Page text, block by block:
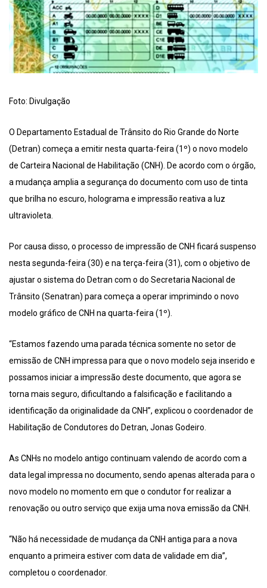
Foto: Divulgação
O Departamento Estadual de Trânsito do Rio Grande do Norte
(Detran) começa a emitir nesta quarta-feira (1º) o novo modelo
de Carteira Nacional de Habilitação (CNH). De acordo com o órgão,
a mudança amplia a segurança do documento com uso de tinta
que brilha no escuro, holograma e impressão reativa a luz
ultravioleta.
Por causa disso, o processo de impressão de CNH ficará suspenso
nesta segunda-feira (30) e na terça-feira (31), com o objetivo de
ajustar o sistema do Detran com o do Secretaria Nacional de
Trânsito (Senatran) para começa a operar imprimindo o novo
modelo gráfico de CNH na quarta-feira (1º).
“Estamos fazendo uma parada técnica somente no setor de
emissão de CNH impressa para que o novo modelo seja inserido e
possamos iniciar a impressão deste documento, que agora se
torna mais seguro, dificultando a falsificação e facilitando a
identificação da originalidade da CNH”, explicou o coordenador de
Habilitação de Condutores do Detran, Jonas Godeiro.
As CNHs no modelo antigo continuam valendo de acordo com a
data legal impressa no documento, sendo apenas alterada para o
novo modelo no momento em que o condutor for realizar a
renovação ou outro serviço que exija uma nova emissão da CNH.
“Não há necessidade de mudança da CNH antiga para a nova
enquanto a primeira estiver com data de validade em dia”,
completou o coordenador.